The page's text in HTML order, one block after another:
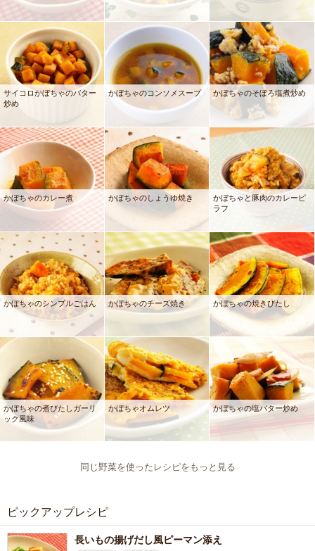
サイコロかぼちゃのバター
炒め
かぼちゃのコンソメスープ かぼちゃのそぼろ塩煮炒め
かぼちゃのカレー煮 かぼちゃのしょうゆ焼き
かぼちゃと豚肉のカレーピ
ラフ
かぼちゃのシンプルごはん かぼちゃのチーズ焼き かぼちゃの焼きびたし
かぼちゃの煮びたしガーリ
ック風味
かぼちゃオムレツ かぼちゃの塩バター炒め
同じ野菜を使ったレシピをもっと見る
ピックアップレシピ
長いもの揚げだし風ピーマン添え